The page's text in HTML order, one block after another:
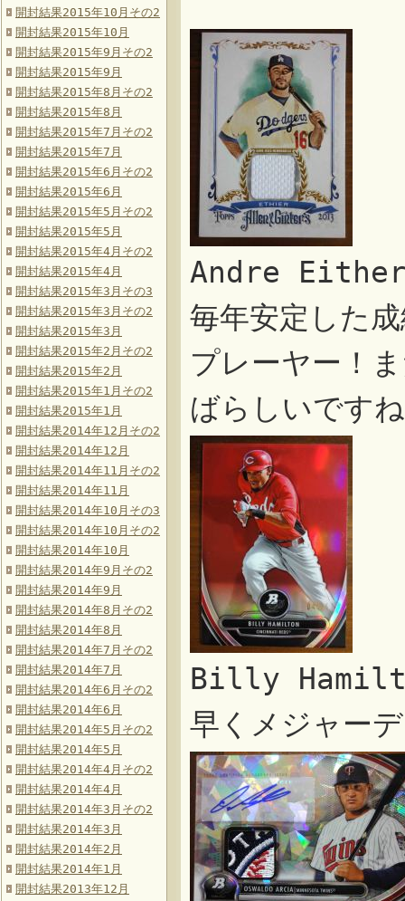
開封結果2015年10月その2
開封結果2015年10月
開封結果2015年9月その2
開封結果2015年9月
開封結果2015年8月その2
開封結果2015年8月
開封結果2015年7月その2
開封結果2015年7月
開封結果2015年6月その2
開封結果2015年6月
開封結果2015年5月その2
開封結果2015年5月
開封結果2015年4月その2
開封結果2015年4月
開封結果2015年3月その3
開封結果2015年3月その2
開封結果2015年3月
開封結果2015年2月その2
開封結果2015年2月
開封結果2015年1月その2
開封結果2015年1月
開封結果2014年12月その2
開封結果2014年12月
開封結果2014年11月その2
開封結果2014年11月
開封結果2014年10月その3
開封結果2014年10月その2
開封結果2014年10月
開封結果2014年9月その2
開封結果2014年9月
開封結果2014年8月その2
開封結果2014年8月
開封結果2014年7月その2
開封結果2014年7月
開封結果2014年6月その2
開封結果2014年6月
開封結果2014年5月その2
開封結果2014年5月
開封結果2014年4月その2
開封結果2014年4月
開封結果2014年3月その2
開封結果2014年3月
開封結果2014年2月
開封結果2014年1月
開封結果2013年12月
Andre Either
毎年安定した
プレーヤー！
ばらしいです
Billy
早くメジャー